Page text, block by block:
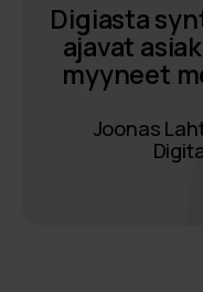
Digiasta
ajavat
myyneet
Joonas